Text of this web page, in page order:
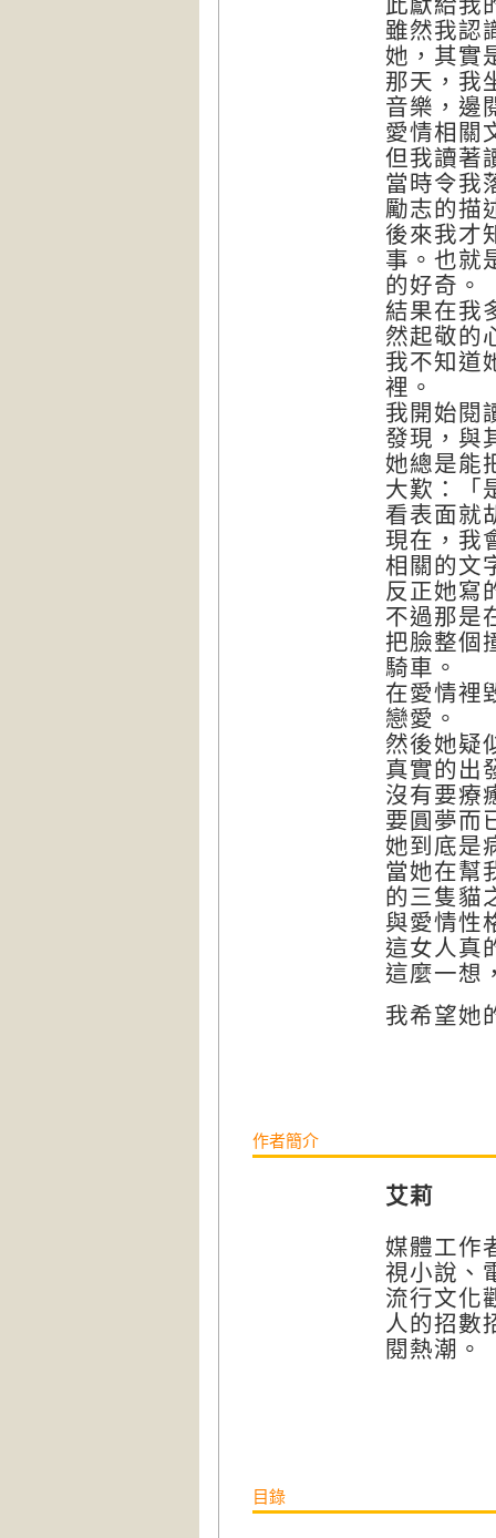
雖然我認
她，其實
那天，我
音樂，邊
愛情相關
但我讀著
當時令我
勵志的描
後來我才
事。也就
的好奇。
結果在我
然起敬的
我不知道
裡。
我開始閱
發現，與
她總是能
大歎：「
看表面就
現在，我
相關的文
反正她寫
不過那是
把臉整個
騎車。
在愛情裡
戀愛。
然後她疑
真實的出
沒有要療
要圓夢而
她到底是
當她在幫
的三隻貓
與愛情性
這女人真
這麼一想
我希望她
作者簡介
艾莉
媒體工作
視小說、
流行文化
人的招數
閱熱潮。
目錄